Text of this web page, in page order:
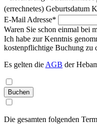
(errechnetes) Geburtsdatum
E-Mail Adresse
Waren Sie schon einmal bei
Ich habe zur Kenntnis
kostenpflichtige Buchung zu
Es gelten die AGB der
Buchen
Die gesamten folgenden